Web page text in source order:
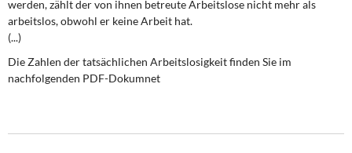
DIE LINKE
Memo-Gruppe
werden, zählt der von ihnen betreute Arbeitslose nicht mehr als
arbeitslos, obwohl er keine Arbeit hat.
(...)
Die Zahlen der tatsächlichen Arbeitslosigkeit finden Sie im
nachfolgenden PDF-Dokumnet